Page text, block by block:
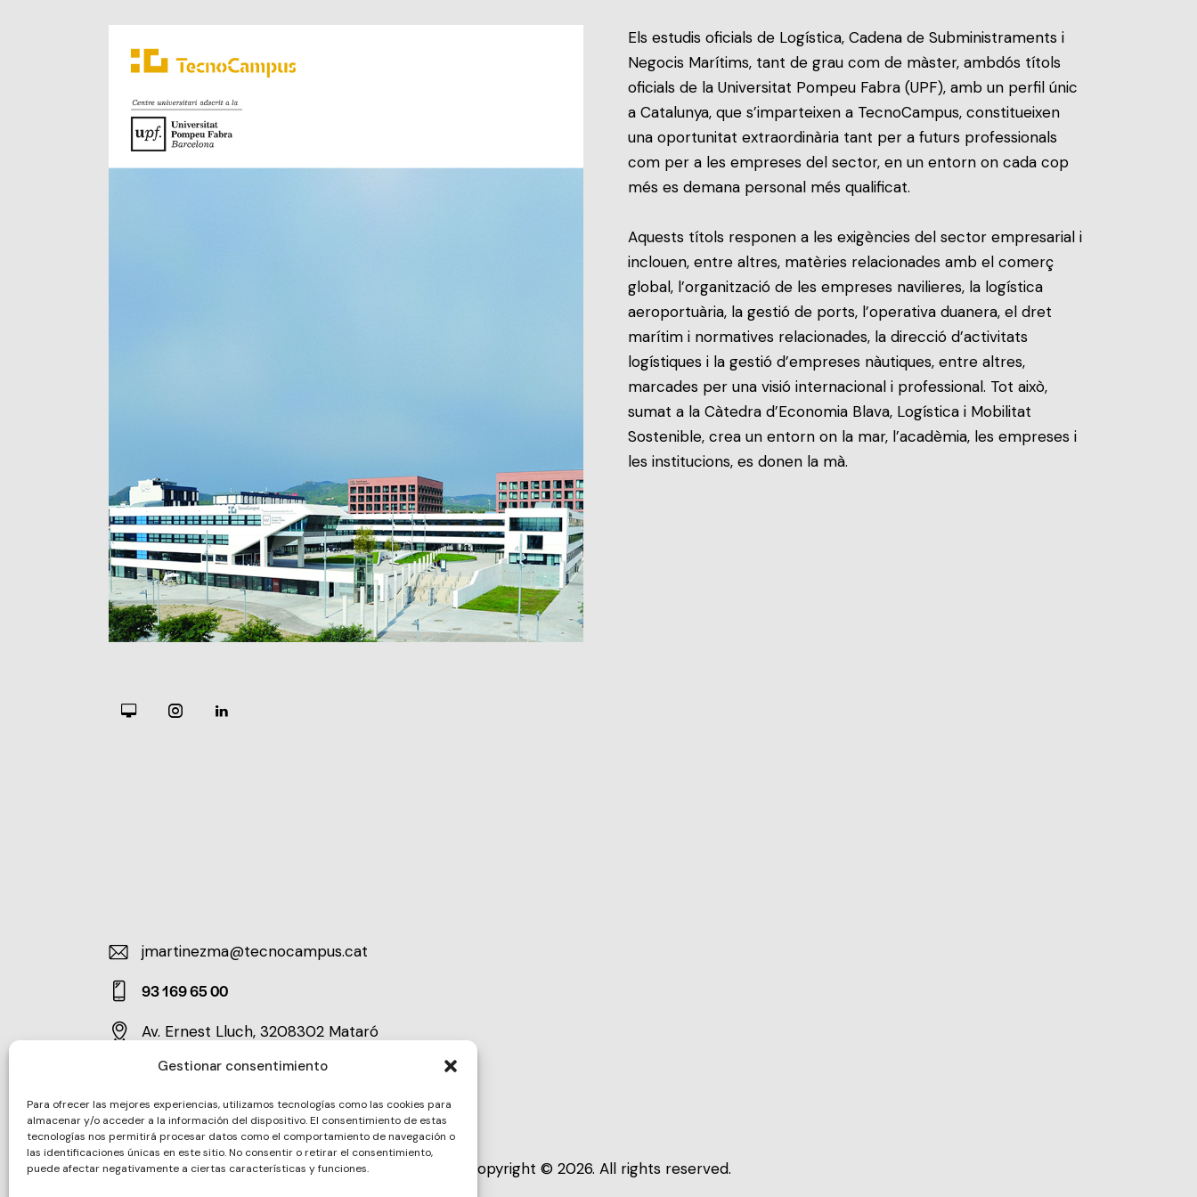
Gestionar consentimiento
Para ofrecer las mejores experiencias, utilizamos tecnologías como las cookies para
almacenar y/o acceder a la información del dispositivo. El consentimiento de estas
tecnologías nos permitirá procesar datos como el comportamiento de navegación o
las identificaciones únicas en este sitio. No consentir o retirar el consentimiento,
puede afectar negativamente a ciertas características y funciones.
Els estudis oficials de Logística, Cadena de Subministraments i
Negocis Marítims, tant de grau com de màster, ambdós títols
oficials de la Universitat Pompeu Fabra (UPF), amb un perfil únic
a Catalunya, que s’imparteixen a TecnoCampus, constitueixen
una oportunitat extraordinària tant per a futurs professionals
com per a les empreses del sector, en un entorn on cada cop
més es demana personal més qualificat.
Aquests títols responen a les exigències del sector empresarial i
inclouen, entre altres, matèries relacionades amb el comerç
global, l’organització de les empreses navilieres, la logística
aeroportuària, la gestió de ports, l’operativa duanera, el dret
marítim i normatives relacionades, la direcció d’activitats
logístiques i la gestió d’empreses nàutiques, entre altres,
marcades per una visió internacional i professional. Tot això,
sumat a la Càtedra d’Economia Blava, Logística i Mobilitat
Sostenible, crea un entorn on la mar, l’acadèmia, les empreses i
les institucions, es donen la mà.
E-
m
ail:
jmartinezma@tecnocampus.cat
Ph
on
93 169 65 00
es
s:
Av. Ernest Lluch, 3208302 Mataró
Copyright © 2026. All rights reserved.